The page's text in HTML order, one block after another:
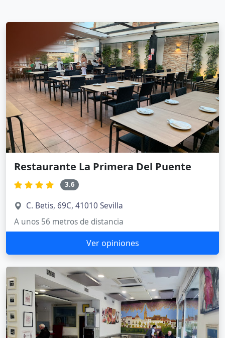
Restaurante La Primera Del Puente
3.6
C. Betis, 69C, 41010 Sevilla
A unos 56 metros de distancia
Ver opiniones